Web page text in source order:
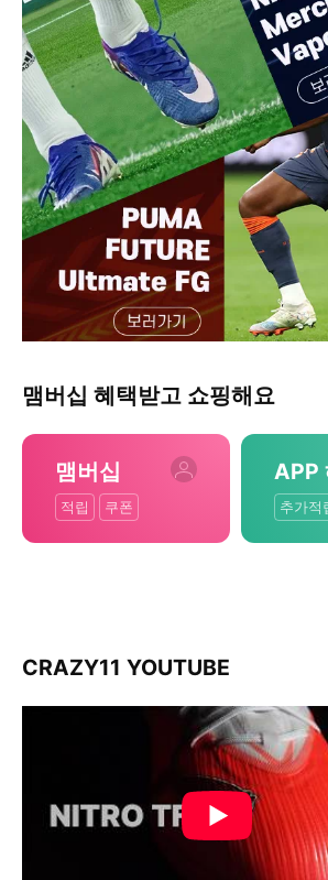
맴버십 혜택받고 쇼핑해요
맴버십
적립 쿠폰
APP
추가적
CRAZY11 YOUTUBE